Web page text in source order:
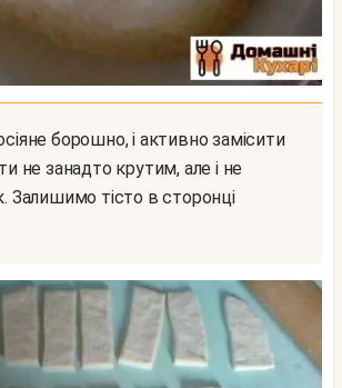
не занадто крутим, але і не
Залишимо тісто в сторонці